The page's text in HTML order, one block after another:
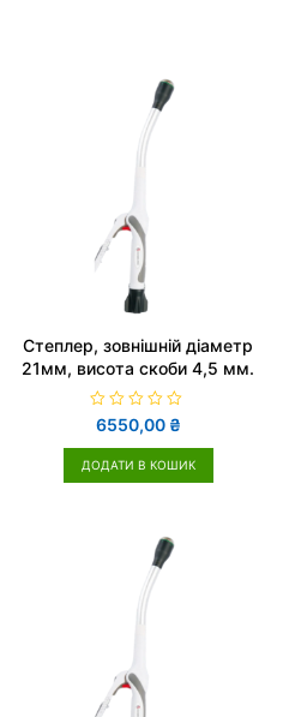
Cтеплер, зовнішній діаметр
21мм, висота скоби 4,5 мм.
О
ц
і
н
6550,00 ₴
ДОДАТИ В КОШИК